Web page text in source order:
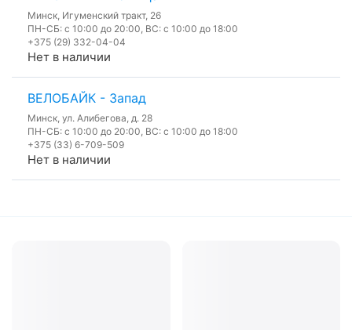
Минск, Игуменский тракт, 26
ПН-СБ: с 10:00 до 20:00, ВС: с 10:00 до 18:00
+375 (29) 332-04-04
Нет в наличии
ВЕЛОБАЙК - Запад
Минск, ул. Алибегова, д. 28
ПН-СБ: с 10:00 до 20:00, ВС: с 10:00 до 18:00
+375 (33) 6-709-509
Нет в наличии